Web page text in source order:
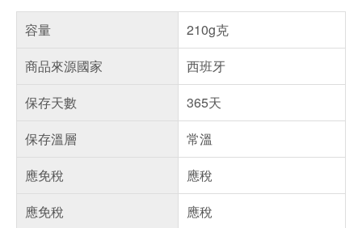
容量
210g克
商品來源國家
西班牙
保存天數
365天
保存溫層
常溫
應免稅
應稅
應免稅
應稅